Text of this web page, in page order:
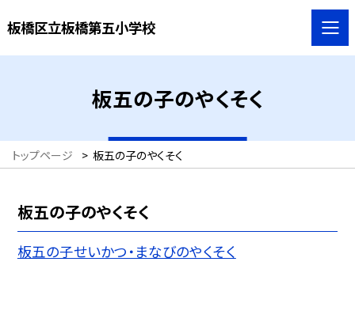
板橋区立板橋第五小学校
板五の子のやくそく
トップページ > 板五の子のやくそく
板五の子のやくそく
板五の子せいかつ・まなびのやくそく